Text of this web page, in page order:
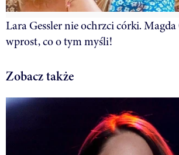
Lara Gessler nie ochrzci córki.
wprost, co o tym myśli!
Zobacz także